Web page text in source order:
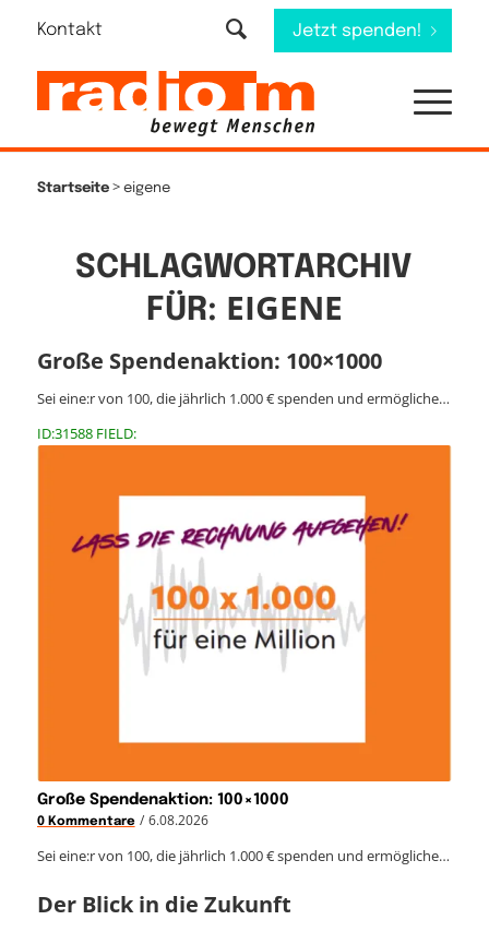
Kontakt Jetzt spenden!
Startseite> eigene
SCHLAGWORTARCHIV
FÜR: EIGENE
Große Spendenaktion: 100×1000
Sei eine:r von 100, die jährlich 1.000 € spenden und ermögliche…
ID:31588 FIELD:
Große Spendenaktion: 100×1000
0 Kommentare / 6.08.2026
Sei eine:r von 100, die jährlich 1.000 € spenden und ermögliche…
Der Blick in die Zukunft